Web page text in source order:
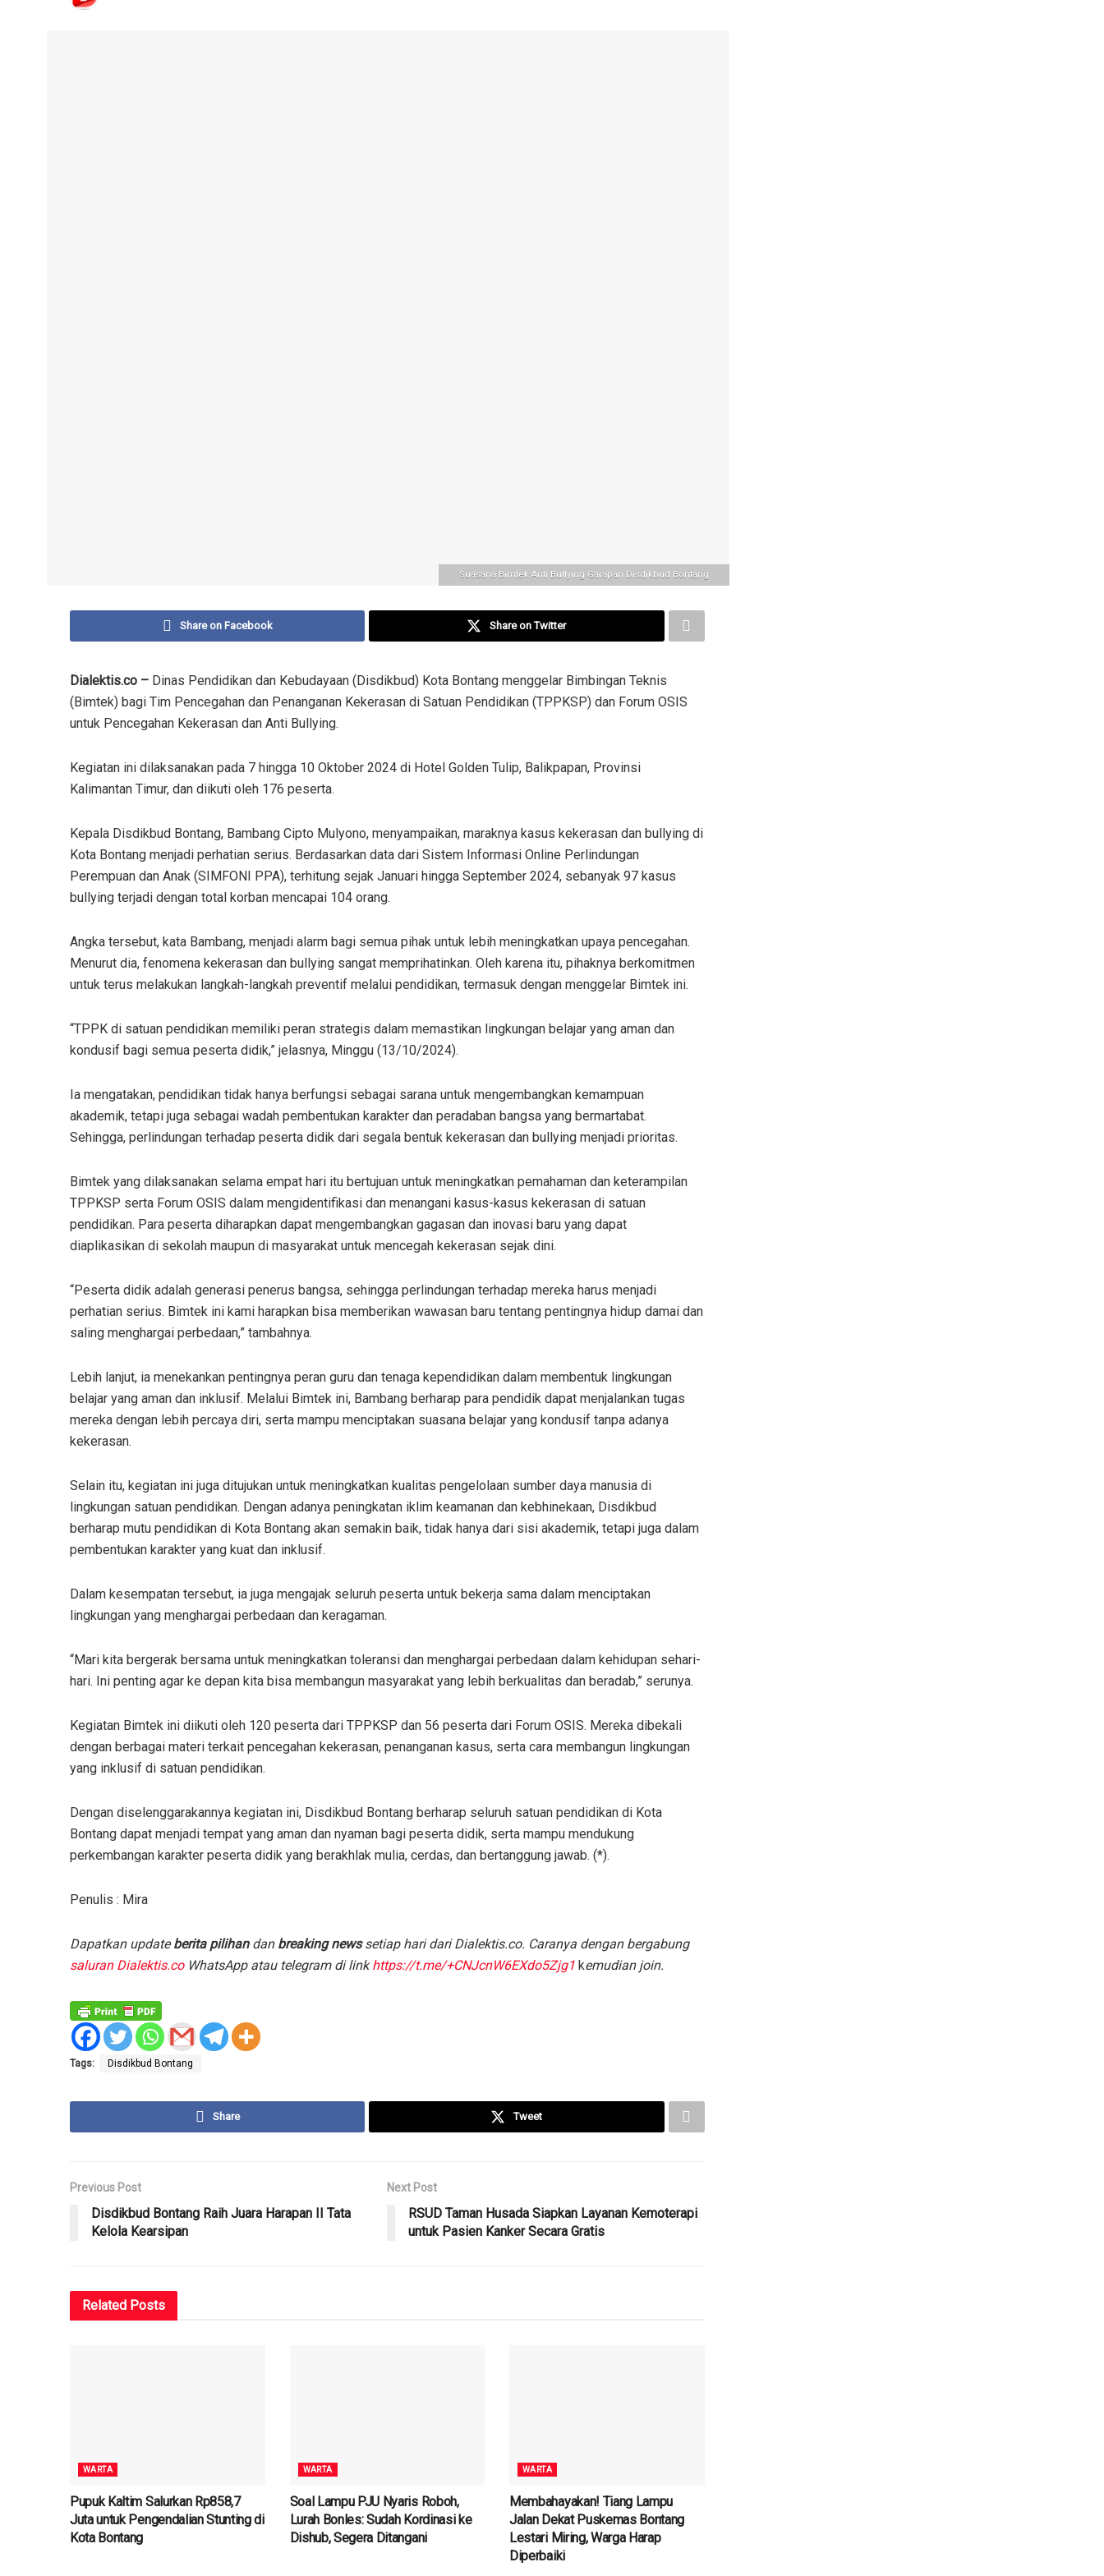
Suasana Bimtek Anti Bullying Garapan Disdikbud Bontang
Share on Facebook Share on Twitter
Dialektis.co – Dinas Pendidikan dan Kebudayaan (Disdikbud) Kota Bontang menggelar Bimbingan Teknis
(Bimtek) bagi Tim Pencegahan dan Penanganan Kekerasan di Satuan Pendidikan (TPPKSP) dan Forum OSIS
untuk Pencegahan Kekerasan dan Anti Bullying.
Kegiatan ini dilaksanakan pada 7 hingga 10 Oktober 2024 di Hotel Golden Tulip, Balikpapan, Provinsi
Kalimantan Timur, dan diikuti oleh 176 peserta.
Kepala Disdikbud Bontang, Bambang Cipto Mulyono, menyampaikan, maraknya kasus kekerasan dan bullying di
Kota Bontang menjadi perhatian serius. Berdasarkan data dari Sistem Informasi Online Perlindungan
Perempuan dan Anak (SIMFONI PPA), terhitung sejak Januari hingga September 2024, sebanyak 97 kasus
bullying terjadi dengan total korban mencapai 104 orang.
Angka tersebut, kata Bambang, menjadi alarm bagi semua pihak untuk lebih meningkatkan upaya pencegahan.
Menurut dia, fenomena kekerasan dan bullying sangat memprihatinkan. Oleh karena itu, pihaknya berkomitmen
untuk terus melakukan langkah-langkah preventif melalui pendidikan, termasuk dengan menggelar Bimtek ini.
“TPPK di satuan pendidikan memiliki peran strategis dalam memastikan lingkungan belajar yang aman dan
kondusif bagi semua peserta didik,” jelasnya, Minggu (13/10/2024).
Ia mengatakan, pendidikan tidak hanya berfungsi sebagai sarana untuk mengembangkan kemampuan
akademik, tetapi juga sebagai wadah pembentukan karakter dan peradaban bangsa yang bermartabat.
Sehingga, perlindungan terhadap peserta didik dari segala bentuk kekerasan dan bullying menjadi prioritas.
Bimtek yang dilaksanakan selama empat hari itu bertujuan untuk meningkatkan pemahaman dan keterampilan
TPPKSP serta Forum OSIS dalam mengidentifikasi dan menangani kasus-kasus kekerasan di satuan
pendidikan. Para peserta diharapkan dapat mengembangkan gagasan dan inovasi baru yang dapat
diaplikasikan di sekolah maupun di masyarakat untuk mencegah kekerasan sejak dini.
“Peserta didik adalah generasi penerus bangsa, sehingga perlindungan terhadap mereka harus menjadi
perhatian serius. Bimtek ini kami harapkan bisa memberikan wawasan baru tentang pentingnya hidup damai dan
saling menghargai perbedaan,” tambahnya.
Lebih lanjut, ia menekankan pentingnya peran guru dan tenaga kependidikan dalam membentuk lingkungan
belajar yang aman dan inklusif. Melalui Bimtek ini, Bambang berharap para pendidik dapat menjalankan tugas
mereka dengan lebih percaya diri, serta mampu menciptakan suasana belajar yang kondusif tanpa adanya
kekerasan.
Selain itu, kegiatan ini juga ditujukan untuk meningkatkan kualitas pengelolaan sumber daya manusia di
lingkungan satuan pendidikan. Dengan adanya peningkatan iklim keamanan dan kebhinekaan, Disdikbud
berharap mutu pendidikan di Kota Bontang akan semakin baik, tidak hanya dari sisi akademik, tetapi juga dalam
pembentukan karakter yang kuat dan inklusif.
Dalam kesempatan tersebut, ia juga mengajak seluruh peserta untuk bekerja sama dalam menciptakan
lingkungan yang menghargai perbedaan dan keragaman.
“Mari kita bergerak bersama untuk meningkatkan toleransi dan menghargai perbedaan dalam kehidupan sehari-
hari. Ini penting agar ke depan kita bisa membangun masyarakat yang lebih berkualitas dan beradab,” serunya.
Kegiatan Bimtek ini diikuti oleh 120 peserta dari TPPKSP dan 56 peserta dari Forum OSIS. Mereka dibekali
dengan berbagai materi terkait pencegahan kekerasan, penanganan kasus, serta cara membangun lingkungan
yang inklusif di satuan pendidikan.
Dengan diselenggarakannya kegiatan ini, Disdikbud Bontang berharap seluruh satuan pendidikan di Kota
Bontang dapat menjadi tempat yang aman dan nyaman bagi peserta didik, serta mampu mendukung
perkembangan karakter peserta didik yang berakhlak mulia, cerdas, dan bertanggung jawab. (*).
Penulis : Mira
Dapatkan updateberita pilihan dan breaking newssetiap hari dari Dialektis.co. Caranya dengan bergabung
saluran Dialektis.coWhatsApp atau telegram di linkhttps://t.me/+CNJcnW6EXdo5Zjg1 kemudian join.
Tags: Disdikbud Bontang
Share Tweet
Previous Post
Disdikbud Bontang Raih Juara Harapan II Tata
Kelola Kearsipan
Next Post
RSUD Taman Husada Siapkan Layanan Kemoterapi
untuk Pasien Kanker Secara Gratis
Related Posts
WARTA
Pupuk Kaltim Salurkan Rp858,7
Juta untuk Pengendalian Stunting di
Kota Bontang
WARTA
Soal Lampu PJU Nyaris Roboh,
Lurah Bonles: Sudah Kordinasi ke
Dishub, Segera Ditangani
WARTA
Membahayakan! Tiang Lampu
Jalan Dekat Puskemas Bontang
Lestari Miring, Warga Harap
Diperbaiki